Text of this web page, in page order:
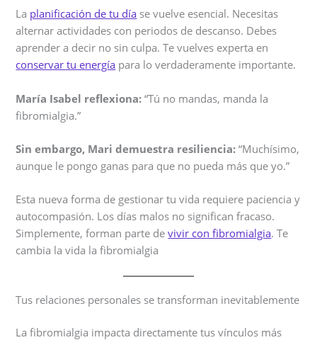
La planificación de tu día se vuelve esencial. Necesitas
alternar actividades con periodos de descanso. Debes
aprender a decir no sin culpa. Te vuelves experta en
conservar tu energía para lo verdaderamente importante.
María Isabel reflexiona: “Tú no mandas, manda la
fibromialgia.”
Sin embargo, Mari demuestra resiliencia: “Muchísimo,
aunque le pongo ganas para que no pueda más que yo.”
Esta nueva forma de gestionar tu vida requiere paciencia y
autocompasión. Los días malos no significan fracaso.
Simplemente, forman parte devivir con fibromialgia. Te
cambia la vida la fibromialgia
Tus relaciones personales se transforman inevitablemente
La fibromialgia impacta directamente tus vínculos más